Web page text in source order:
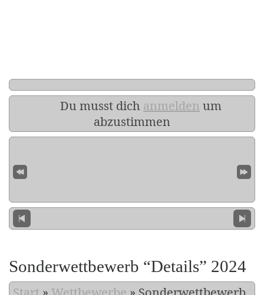
Du musst dich anmelden um
abzustimmen
Sonderwettbewerb “Details” 2024